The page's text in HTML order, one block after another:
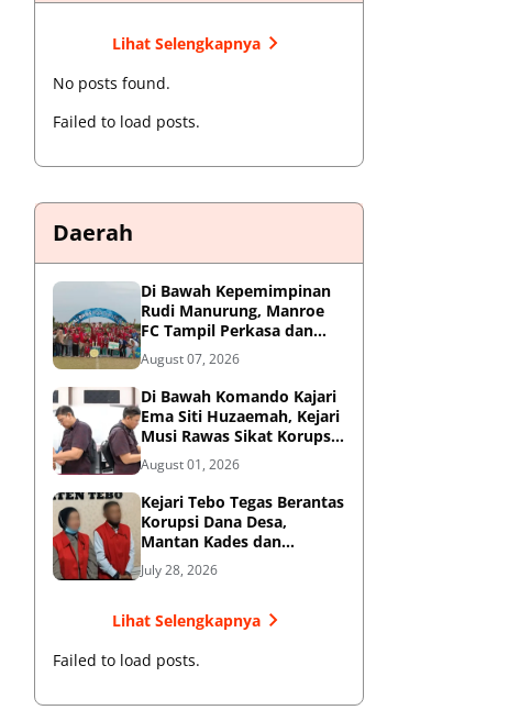
Lihat Selengkapnya
No posts found.
Failed to load posts.
Daerah
Di Bawah Kepemimpinan
Rudi Manurung, Manroe
FC Tampil Perkasa dan
Juarai Piala Soeratin U-15
Zona Riau
August 07, 2026
Di Bawah Komando Kajari
Ema Siti Huzaemah, Kejari
Musi Rawas Sikat Korupsi
Dana Sawit, Negara
Selamatkan Rp1,26 Miliar
August 01, 2026
Kejari Tebo Tegas Berantas
Korupsi Dana Desa,
Mantan Kades dan
Bendahara Resmi Jadi
Tersangka
July 28, 2026
Lihat Selengkapnya
Failed to load posts.